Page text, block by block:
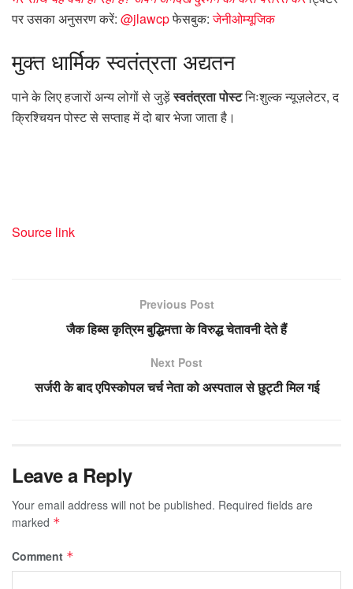
पर उसका अनुसरण करें: @jlawcpफेसबुक:जेनीओम्यूजिक
मुक्तधार्मिक स्वतंत्रता अद्यतन
पाने के लिए हजारों अन्य लोगों से जुड़ेंस्वतंत्रता पोस्टनिःशुल्क न्यूज़लेटर, द
क्रिश्चियन पोस्ट से सप्ताह में दो बार भेजा जाता है।
Source link
Previous Post
जैक हिब्स कृत्रिम बुद्धिमत्ता के विरुद्ध चेतावनी देते हैं
Next Post
सर्जरी के बाद एपिस्कोपल चर्च नेता को अस्पताल से छुट्टी मिल गई
Leave a Reply
Your email address will not be published. Required fields are
marked *
Comment *